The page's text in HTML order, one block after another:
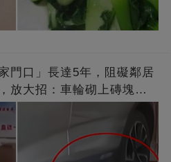
門口」長達5年，阻礙鄰居
放大招：車輪砌上磚塊，